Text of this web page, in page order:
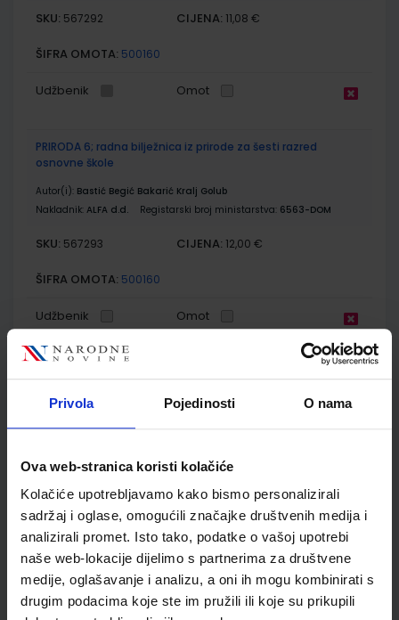
Privola Pojedinosti O nama
Ova web-stranica koristi kolačiće
Kolačiće upotrebljavamo kako bismo personalizirali
sadržaj i oglase, omogućili značajke društvenih medija i
analizirali promet. Isto tako, podatke o vašoj upotrebi
naše web-lokacije dijelimo s partnerima za društvene
medije, oglašavanje i analizu, a oni ih mogu kombinirati s
drugim podacima koje ste im pružili ili koje su prikupili
SKU: 567292 CIJENA: 11,08 €
ŠIFRA OMOTA: 500160
Udžbenik Omot
PRIRODA 6; radna bilježnica iz prirode za šesti razred
osnovne škole
Autor(i): Bastić Begić Bakarić Kralj Golub
Nakladnik: ALFA d.d. Registarski broj ministarstva: 6563-DOM
SKU: 567293 CIJENA: 12,00 €
ŠIFRA OMOTA: 500160
Udžbenik Omot
SKU:567302 CIJENA:11,08 €
ŠIFRA OMOTA: 500175
Udžbenik Omot
GEA 2; radna bilježnica za geografiju u šestom razredu
osnovne škole